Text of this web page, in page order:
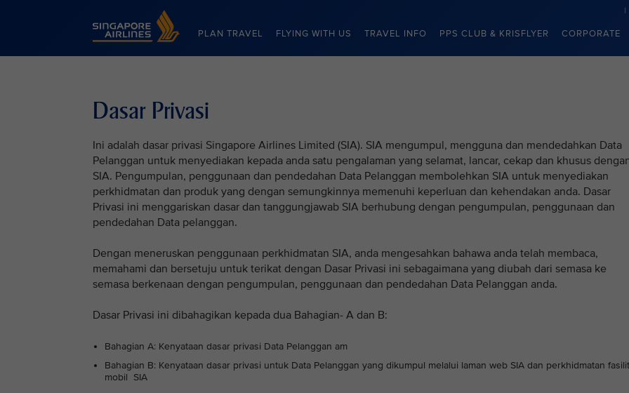
Singapore Airlines Home
PLAN TRAVEL FLYING WITH US TRAVEL INFO PPS CLUB & KRISFLYER CORPORATE
Dasar Privasi
Ini adalah dasar privasi Singapore Airlines Limited (SIA). SIA mengumpul, mengguna dan mendedahkan Data
Pelanggan untuk menyediakan kepada anda satu pengalaman yang selamat, lancar, cekap dan khusus
SIA. Pengumpulan, penggunaan dan pendedahan Data Pelanggan membolehkan SIA untuk menyediakan
perkhidmatan dan produk yang dengan semungkinnya memenuhi keperluan dan kehendakan anda. Dasar
Privasi ini menggariskan dasar dan tanggungjawab SIA berhubung dengan pengumpulan, penggunaan dan
pendedahan Data pelanggan.
Dengan meneruskan penggunaan perkhidmatan SIA, anda mengesahkan bahawa anda telah membaca,
memahami dan bersetuju untuk terikat dengan Dasar Privasi ini sebagaimana yang diubah dari semasa ke
semasa berkenaan dengan pengumpulan, penggunaan dan pendedahan Data Pelanggan anda.
Dasar Privasi ini dibahagikan kepada dua Bahagian- A dan B:
Bahagian A: Kenyataan dasar privasi Data Pelanggan am
Bahagian B: Kenyataan dasar privasi untuk Data Pelanggan yang dikumpul melalui laman web SIA dan perkhidmatan
mobil SIA